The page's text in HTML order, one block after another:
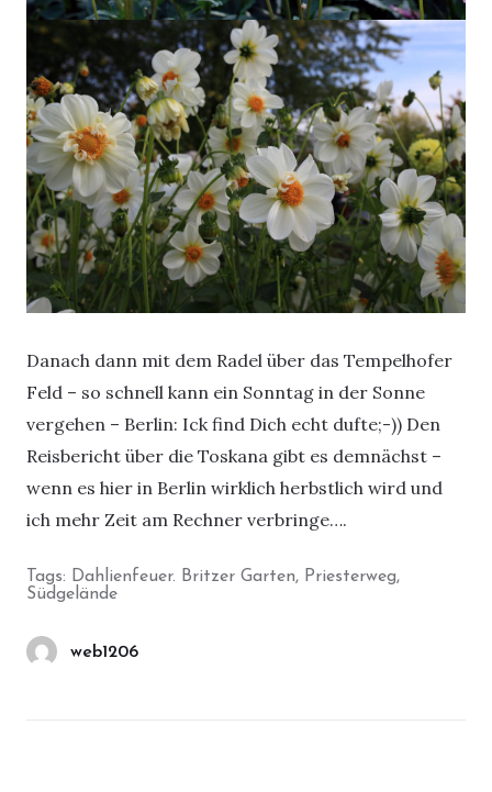
Danach dann mit dem Radel über das Tempelhofer
Feld – so schnell kann ein Sonntag in der Sonne
vergehen – Berlin: Ick find Dich echt dufte;-)) Den
Reisbericht über die Toskana gibt es demnächst –
wenn es hier in Berlin wirklich herbstlich wird und
ich mehr Zeit am Rechner verbringe….
Tags: Dahlienfeuer. Britzer Garten, Priesterweg,
Südgelände
web1206